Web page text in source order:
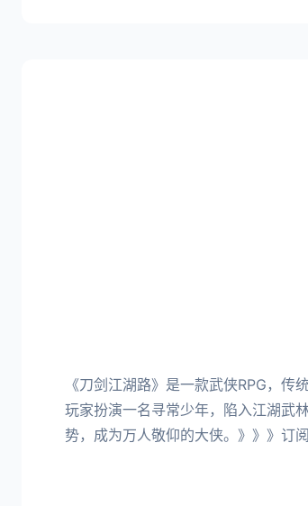
《刀剑江湖路》是一款武侠RPG，传
玩家扮演一名寻常少年，陷入江湖武
势，成为万人敬仰的大侠。》》》订